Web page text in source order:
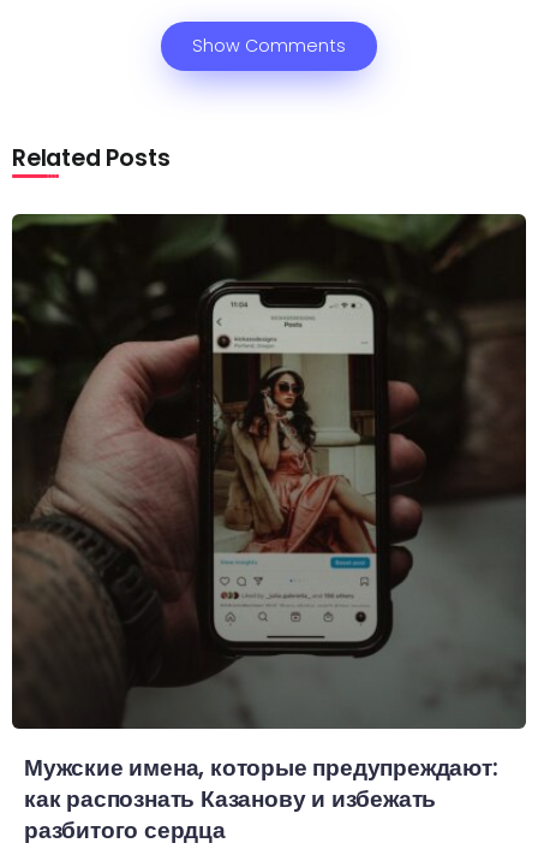
Show Comments
Related Posts
Мужские имена, которые предупреждают:
как распознать Казанову и избежать
разбитого сердца